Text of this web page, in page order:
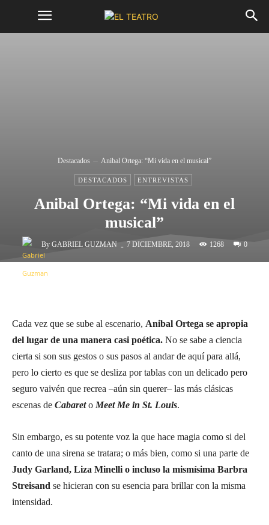
Destacados Anibal Ortega: “Mi vida en el musical”
DESTACADOS ENTREVISTAS
Anibal Ortega: “Mi vida en el
musical”
By GABRIEL GUZMAN - 7 DICIEMBRE, 2018 1268 0
Cada vez que se sube al escenario, Anibal Ortega se apropia
del lugar de una manera casi poética. No se sabe a ciencia
cierta si son sus gestos o sus pasos al andar de aquí para allá,
pero lo cierto es que se desliza por tablas con un delicado pero
seguro vaivén que recrea –aún sin querer– las más clásicas
escenas de Cabaret o Meet Me in St. Louis.
Sin embargo, es su potente voz la que hace magia como si del
canto de una sirena se tratara; o más bien, como si una parte de
Judy Garland, Liza Minelli o incluso la mismísima Barbra
Streisand se hicieran con su esencia para brillar con la misma
intensidad.